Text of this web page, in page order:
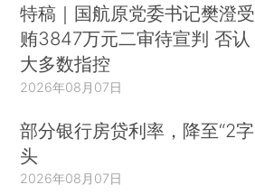
特稿｜国航原党委书记樊澄受
贿3847万元二审待宣判 否认
大多数指控
2026年08月07日
部分银行房贷利率，降至“2字
头
2026年08月07日